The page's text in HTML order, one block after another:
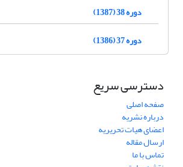
دوره 38 (1387)
دوره 37 (1386)
دسترسی سریع
صفحه اصلی
درباره نشریه
اعضای هیات تحریریه
ارسال مقاله
تماس با ما